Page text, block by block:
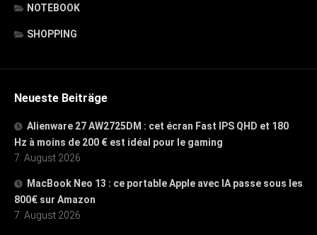
NOTEBOOK
SHOPPING
Neueste Beiträge
Alienware 27 AW2725DM : cet écran Fast IPS QHD et 180
Hz à moins de 200 € est idéal pour le gaming
7. August 2026
MacBook Neo 13 : ce portable Apple avec IA passe sous les
800€ sur Amazon
7. August 2026